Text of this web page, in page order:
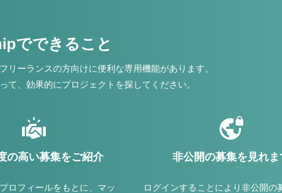
でできること
リーランスの方向けに便利な専用機能があります。
て、効果的にプロジェクトを探してください。
の高い募集をご紹介
ロフィールをもとに、マッ
非公開の募集を見れま
ログインすることにより非公開の